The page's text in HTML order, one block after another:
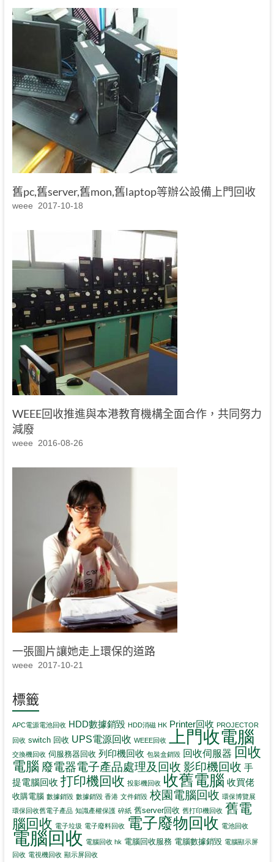
舊pc,舊server,舊mon,舊laptop等辦公設備上門回收
weee 2017-10-18
WEEE回收推進與本港教育機構全面合作，共同努力
減廢
weee 2016-08-26
一張圖片讓她走上環保的道路
weee 2017-10-21
標籤
APC電源電池回收 HDD數據銷毀 HDD消磁 HK Printer回收 PROJECTOR
回收 switch 回收 UPS電源回收 WEEE回收 上門收電腦
交換機回收 伺服務器回收 列印機回收 包裝盒銷毀 回收伺服器 回收
電腦 廢電器電子產品處理及回收 影印機回收 手
提電腦回收 打印機回收 投影機回收 收舊電腦 收買佬
收購電腦 數據銷毀 數據銷毀 香港 文件銷毀 校園電腦回收 環保博覽展
環保回收舊電子產品 知識產權保護 碎紙 舊server回收 舊打印機回收 舊電
腦回收 電子垃圾 電子廢料回收 電子廢物回收 電池回收
電腦回收 電腦回收 hk 電腦回收服務 電腦數據銷毀 電腦顯示屏
回收 電視機回收 顯示屏回收